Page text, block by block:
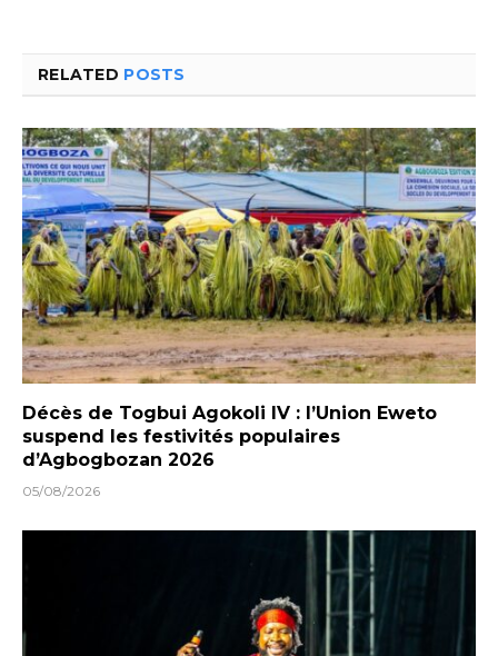
RELATED POSTS
Décès de Togbui Agokoli IV : l’Union Eweto
suspend les festivités populaires
d’Agbogbozan 2026
05/08/2026